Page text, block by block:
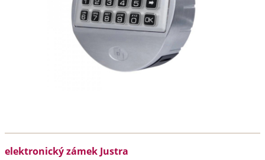
elektronický zámek Justra